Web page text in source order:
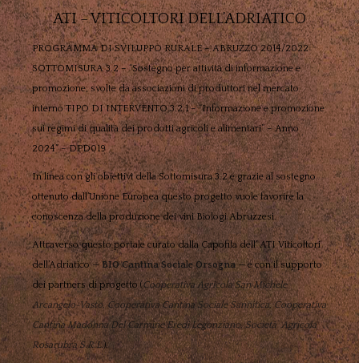
ATI – VITICOLTORI DELL’ADRIATICO
PROGRAMMA DI SVILUPPO RURALE – ABRUZZO 2014/2022
SOTTOMISURA 3.2 – “Sostegno per attività di informazione e
promozione, svolte da associazioni di produttori nel mercato
interno TIPO DI INTERVENTO 3.2.1 – “Informazione e promozione
sui regimi di qualità dei prodotti agricoli e alimentari” – Anno
2024” – DPD019
In linea con gli obiettivi della Sottomisura 3.2 e grazie al sostegno
ottenuto dall’Unione Europea questo progetto vuole favorire la
conoscenza della produzione dei vini Biologi Abruzzesi.
Attraverso questo portale curato dalla Capofila dell’ ATI Viticoltori
dell’Adriatico —BIO Cantina Sociale Orsogna— e con il supporto
dei partners di progetto (Cooperativa Agricola San Michele
Arcangelo-Vasto, Cooperativa Cantina Sociale Sannitica, Cooperativa
Cantina Madonna Del Carmine Eredi Legonziano, Società Agricola
Rosarubra S.R.L.),